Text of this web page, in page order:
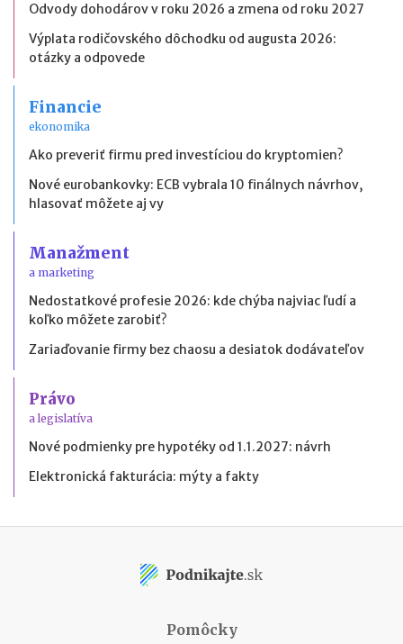
Odvody dohodárov v roku 2026 a zmena od roku 2027
Výplata rodičovského dôchodku od augusta 2026:
otázky a odpovede
Financie
ekonomika
Ako preveriť firmu pred investíciou do kryptomien?
Nové eurobankovky: ECB vybrala 10 finálnych návrhov,
hlasovať môžete aj vy
Manažment
a marketing
Nedostatkové profesie 2026: kde chýba najviac ľudí a
koľko môžete zarobiť?
Zariaďovanie firmy bez chaosu a desiatok dodávateľov
Právo
a legislatíva
Nové podmienky pre hypotéky od 1.1.2027: návrh
Elektronická fakturácia: mýty a fakty
Pomôcky